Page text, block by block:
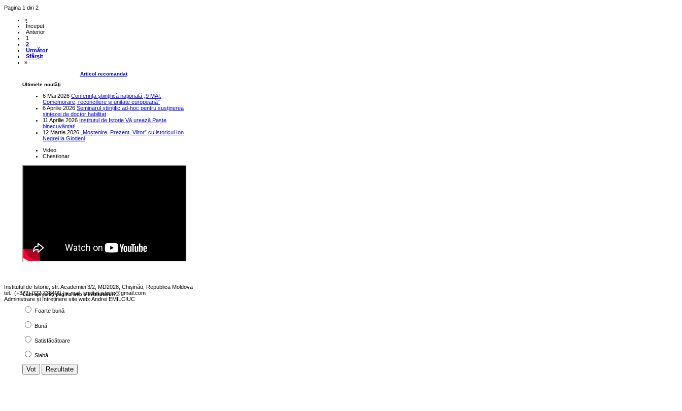
Pagina 1 din 2
«
Început
Anterior
1
2
Următor
Sfârşit
»
Articol recomandat
Ultimele noutăţi
6 Mai 2026 Conferința științifică națională „9 MAI:
Comemorare, reconciliere și unitate europeană”
6 Aprilie 2026 Seminarul științific ad-hoc pentru susținerea
sintezei de doctor habilitat
11 Aprilie 2026 Institutul de Istorie Vă urează Paște
binecuvântat!
12 Martie 2026 „Moștenire, Prezent, Viitor” cu istoricul Ion
Negrei la Glodeni
Video
Chestionar
Cum apreciaţi pagina web a institutului?
Foarte bună
Bună
Satisfăcătoare
Slabă
Institutul de Istorie, str. Academiei 3/2, MD2028, Chişinău, Republica Moldova
tel.: (+373) 022 738400 | e-mail: institut.istorie@gmail.com
Administrare și întreținere site web: Andrei EMILCIUC